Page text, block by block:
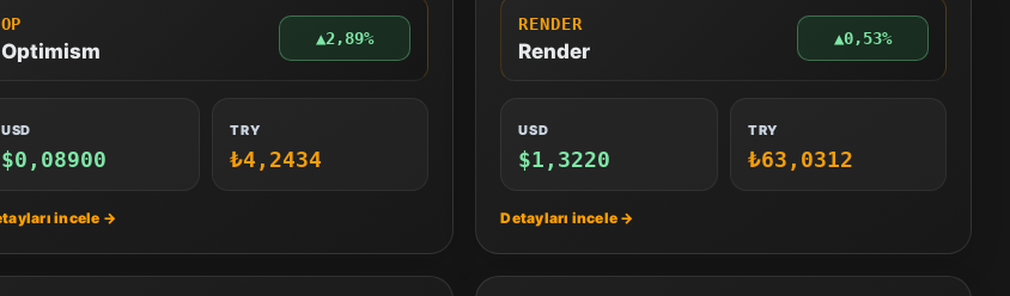
OP
Optimism
▲2,89%
USD
$0,08900
TRY
₺4,2434
RENDER
Render
▲0,53%
USD
$1,3220
TRY
₺63,0312